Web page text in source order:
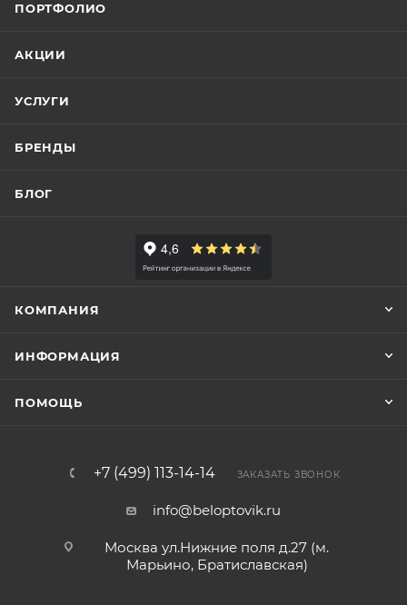
ПОРТФОЛИО
АКЦИИ
УСЛУГИ
БРЕНДЫ
БЛОГ
КОМПАНИЯ
ИНФОРМАЦИЯ
ПОМОЩЬ
+7 (499) 113-14-14 ЗАКАЗАТЬ ЗВОНОК
info@beloptovik.ru
Москва ул.Нижние поля д.27 (м.
Марьино, Братиславская)